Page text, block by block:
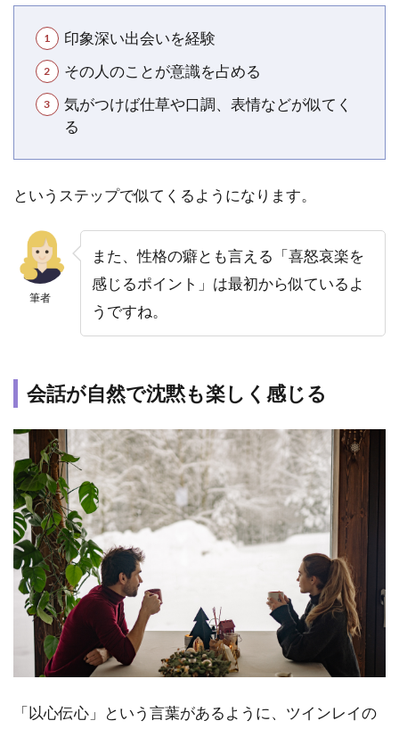
合わ
ない
相手
の本
音が
理解
4
イ
ン
レ
イ
る
め
に
必
要
な3
つ
の
こ
と
4.1
ツイ
ンレ
イの
ンを
印象深い出会いを経験
その人のことが意識を占める
気がつけば仕草や口調、表情などが似てく
る
というステップで似てくるようになります。
筆者
また、性格の癖とも言える「喜怒哀楽を
感じるポイント」は最初から似ているよ
うですね。
会話が自然で沈黙も楽しく感じる
「以心伝心」という言葉があるように、ツインレイの